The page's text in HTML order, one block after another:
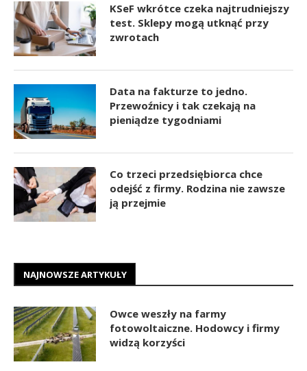
KSeF wkrótce czeka najtrudniejszy
test. Sklepy mogą utknąć przy
zwrotach
Data na fakturze to jedno.
Przewoźnicy i tak czekają na
pieniądze tygodniami
Co trzeci przedsiębiorca chce
odejść z firmy. Rodzina nie zawsze
ją przejmie
NAJNOWSZE ARTYKUŁY
Owce weszły na farmy
fotowoltaiczne. Hodowcy i firmy
widzą korzyści